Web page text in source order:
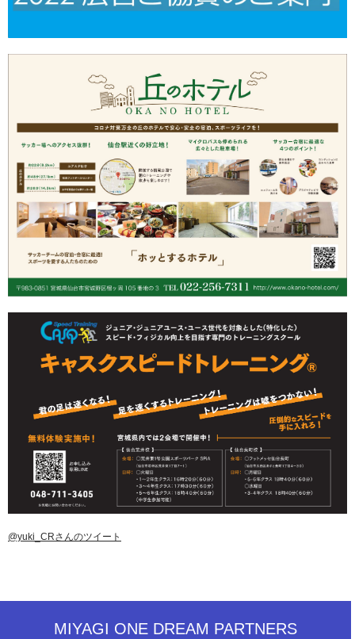
@yuki_CRさんのツイート
MIYAGI ONE DREAM PARTNERS